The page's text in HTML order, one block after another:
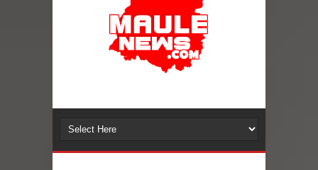
ramas cerca de carpas
Miles llegan a la Plaza de Armas de
Talca en el inicio de la Fiesta del
Torneo de Asadores reúne a 13